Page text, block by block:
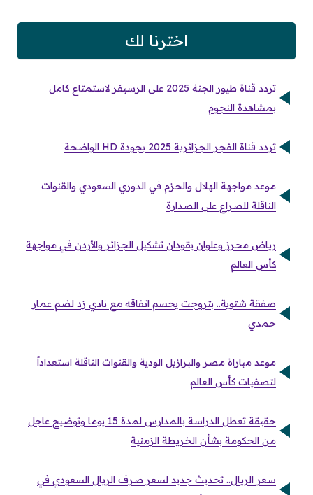
اخترنا لك
تردد قناة طيور الجنة 2025 على الرسيفر لاستمتاع كامل
بمشاهدة النجوم
تردد قناة الفجر الجزائرية 2025 بجودة HD الواضحة
موعد مواجهة الهلال والحزم في الدوري السعودي والقنوات
الناقلة للصراع على الصدارة
رياض محرز وعلوان يقودان تشكيل الجزائر والأردن في مواجهة
كأس العالم
صفقة شتوية.. بتروجت يحسم اتفاقه مع نادي زد لضم عمار
حمدي
موعد مباراة مصر والبرازيل الودية والقنوات الناقلة استعداداً
لتصفيات كأس العالم
حقيقة تعطل الدراسة بالمدارس لمدة 15 يوما وتوضيح عاجل
من الحكومة بشأن الخريطة الزمنية
سعر الريال.. تحديث جديد لسعر صرف الريال السعودي في